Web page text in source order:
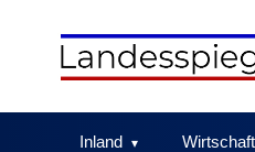
Inland Wirtschaft